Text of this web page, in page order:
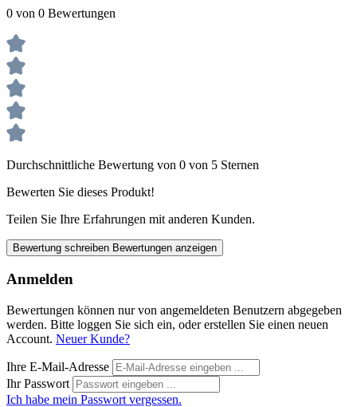
0 von 0 Bewertungen
Durchschnittliche Bewertung von 0 von 5 Sternen
Bewerten Sie dieses Produkt!
Teilen Sie Ihre Erfahrungen mit anderen Kunden.
Bewertung schreiben Bewertungen anzeigen
Anmelden
Bewertungen können nur von angemeldeten Benutzern abgegeben
werden. Bitte loggen Sie sich ein, oder erstellen Sie einen neuen
Account. Neuer Kunde?
Ihre E-Mail-Adresse
Ihr Passwort
Ich habe mein Passwort vergessen.